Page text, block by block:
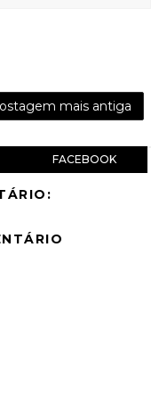
mais antiga
FACEBOOK